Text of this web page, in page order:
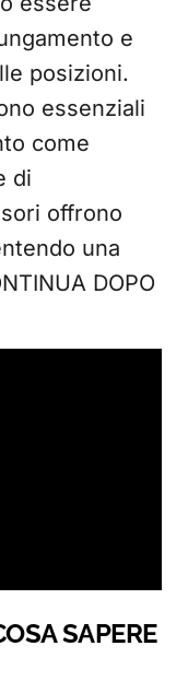
e
posizioni.
essenziali
come
di
offrono
una
DOPO
SAPERE